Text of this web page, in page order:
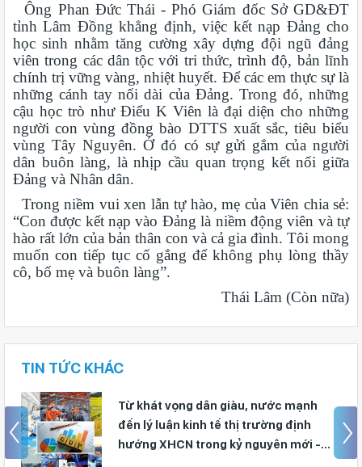
Ông Phan Đức Thái - Phó Giám đốc Sở GD&ĐT
tỉnh Lâm Đồng khẳng định, việc kết nạp Đảng cho
học sinh nhằm tăng cường xây dựng đội ngũ đảng
viên trong các dân tộc với tri thức, trình độ, bản lĩnh
chính trị vững vàng, nhiệt huyết. Để các em thực sự là
những cánh tay nối dài của Đảng. Trong đó, những
cậu học trò như Điểu K Viên là đại diện cho những
người con vùng đồng bào DTTS xuất sắc, tiêu biểu
vùng Tây Nguyên. Ở đó có sự gửi gắm của người
dân buôn làng, là nhịp cầu quan trọng kết nối giữa
Đảng và Nhân dân.
Trong niềm vui xen lẫn tự hào, mẹ của Viên chia sẻ:
“Con được kết nạp vào Đảng là niềm động viên và tự
hào rất lớn của bản thân con và cả gia đình. Tôi mong
muốn con tiếp tục cố gắng để không phụ lòng thầy
cô, bố mẹ và buôn làng”.
Thái Lâm (Còn nữa)
TIN TỨC KHÁC
Từ khát vọng dân giàu, nước mạnh
đến lý luận kinh tế thị trường định
hướng XHCN trong kỷ nguyên mới -